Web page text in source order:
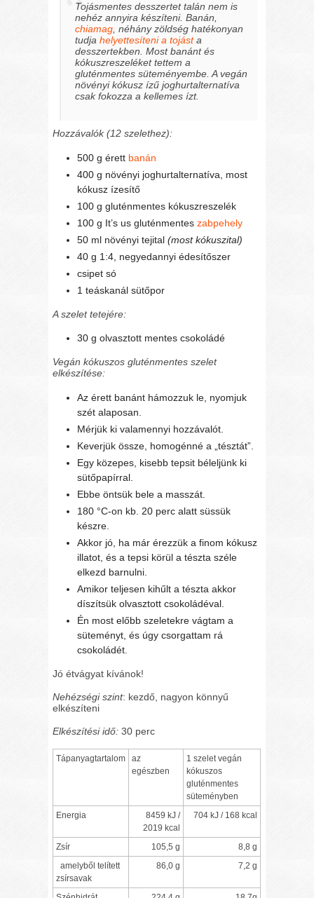
Tojásmentes desszertet talán nem is
nehéz annyira készíteni. Banán,
chiamag , néhány zöldség hatékonyan
tudjahelyettesíteni a tojásta
desszertekben. Most banánt és
kókuszreszeléket tettem a
gluténmentes süteményembe. A vegán
növényi kókusz ízű joghurtalternatíva
csak fokozza a kellemes ízt.
Hozzávalók (12 szelethez):
500 g érett banán
400 g növényi joghurtalternatíva, most
kókusz ízesítő
100 g gluténmentes kókuszreszelék
100 g It’s us gluténmenteszabpehely
50 ml növényi tejital(most kókuszital)
40 g 1:4, negyedannyi édesítőszer
csipet só
1 teáskanál sütőpor
A szelet tetejére:
30 g olvasztott mentes csokoládé
Vegán kókuszos gluténmentes szelet
elkészítése:
Az érett banánt hámozzuk le, nyomjuk
szét alaposan.
Mérjük ki valamennyi hozzávalót.
Keverjük össze, homogénné a „tésztát”.
Egy közepes, kisebb tepsit béleljünk ki
sütőpapírral.
Ebbe öntsük bele a masszát.
180 °C-on kb. 20 perc alatt süssük
készre.
Akkor jó, ha már érezzük a finom kókusz
illatot, és a tepsi körül a tészta széle
elkezd barnulni.
Amikor teljesen kihűlt a tészta akkor
díszítsük olvasztott csokoládéval.
Én most előbb szeletekre vágtam a
süteményt, és úgy csorgattam rá
csokoládét.
Jó étvágyat kívánok!
Nehézségi szint: kezdő, nagyon könnyű
elkészíteni
Elkészítési idő: 30 perc
Tápanyagtartalom
az
egészben
1 szelet vegán
kókuszos
gluténmentes
süteményben
Energia
8459 kJ /
2019 kcal
704 kJ / 168 kcal
Zsír 105,5 g
8,8 g
amelyből telített
zsírsavak
86,0 g 7,2 g